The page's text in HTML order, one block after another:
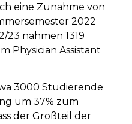
eine Zunahme von
2022
nahmen 1319
Physician Assistant
3000 Studierende
um 37% zum
der Großteil der